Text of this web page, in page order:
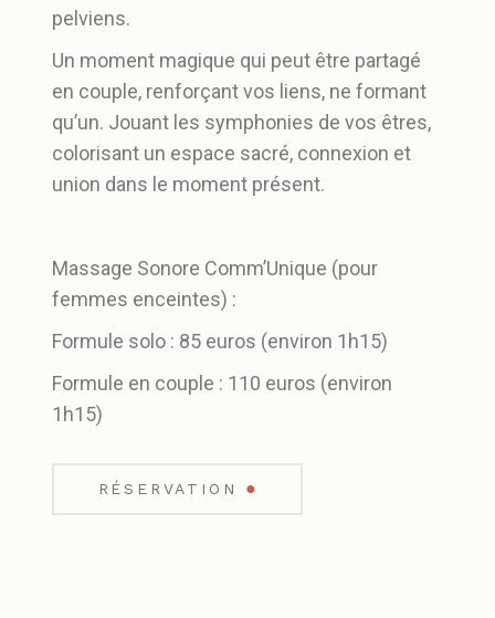
pelviens.
Un moment magique qui peut être partagé
en couple, renforçant vos liens, ne formant
qu’un. Jouant les symphonies de vos êtres,
colorisant un espace sacré, connexion et
union dans le moment présent.
Massage Sonore Comm’Unique (pour
femmes enceintes) :
Formule solo : 85 euros (environ 1h15)
Formule en couple : 110 euros (environ
1h15)
RÉSERVATION ●